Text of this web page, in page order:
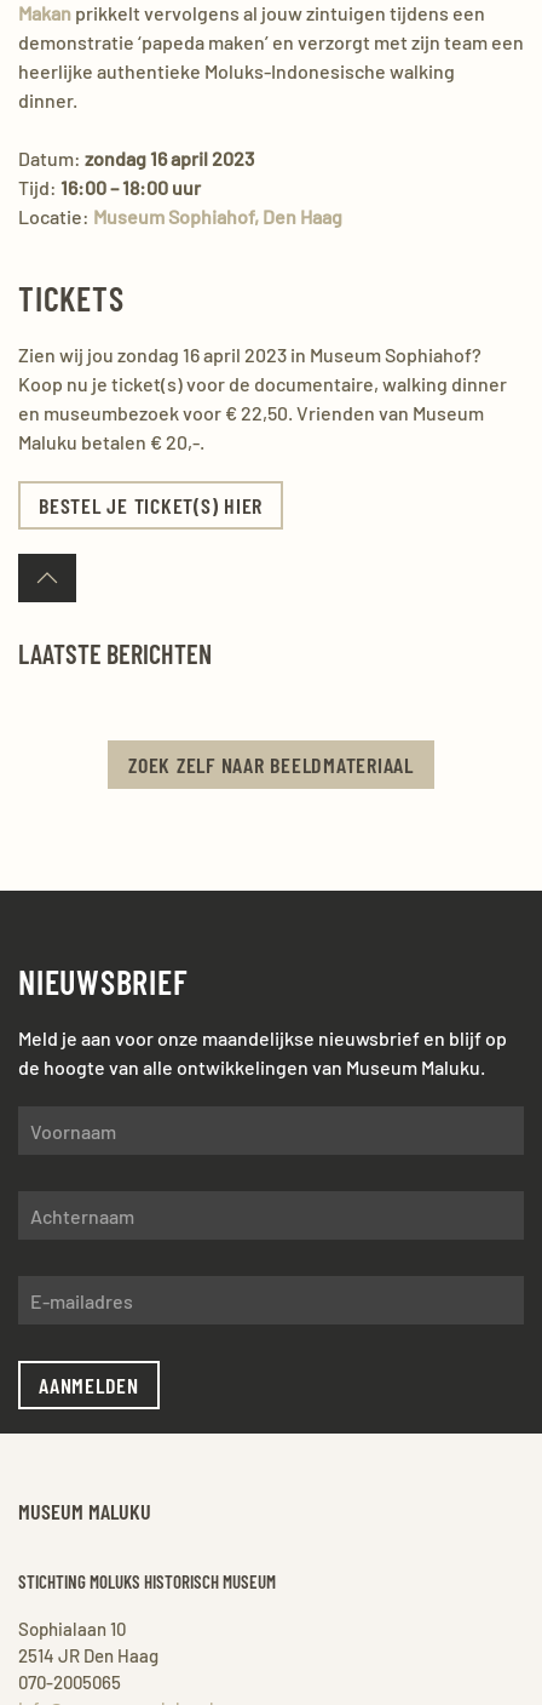
Makan prikkelt vervolgens al jouw zintuigen tijdens een
demonstratie ‘papeda maken’ en verzorgt met zijn team een
heerlijke authentieke Moluks-Indonesische walking
dinner.
Datum: zondag 16 april 2023
Tijd: 16:00 – 18:00 uur
Locatie: Museum Sophiahof, Den Haag
TICKETS
Zien wij jou zondag 16 april 2023 in Museum Sophiahof?
Koop nu je ticket(s) voor de documentaire, walking dinner
en museumbezoek voor € 22,50. Vrienden van Museum
Maluku betalen € 20,-.
BESTEL JE TICKET(S) HIER
LAATSTE BERICHTEN
ZOEK ZELF NAAR BEELDMATERIAAL
NIEUWSBRIEF
Meld je aan voor onze maandelijkse nieuwsbrief en blijf op
de hoogte van alle ontwikkelingen van Museum Maluku.
AANMELDEN
MUSEUM MALUKU
STICHTING MOLUKS HISTORISCH MUSEUM
Sophialaan 10
2514 JR Den Haag
070-2005065